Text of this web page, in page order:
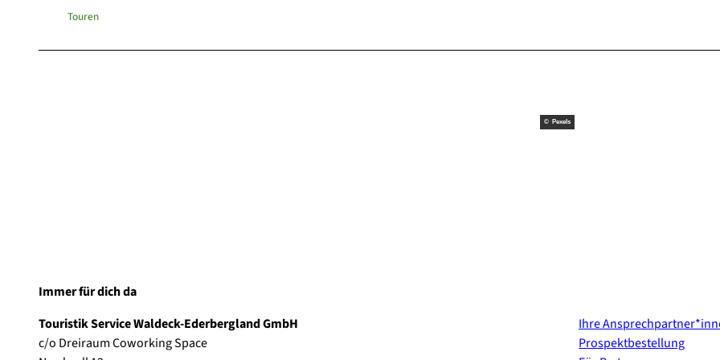
Touren
Immer für dich da
Touristik Service Waldeck-Ederbergland GmbH
c/o Dreiraum Coworking Space
© Pexels
Ihre
Prospektbestellung